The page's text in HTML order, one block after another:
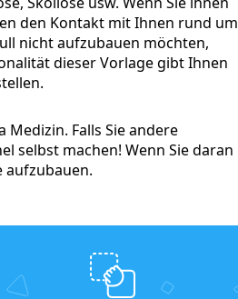
den Kontakt mit Ihnen rund um
nicht aufzubauen möchten,
dieser Vorlage gibt Ihnen
Falls Sie andere
selbst machen! Wenn Sie daran
aufzubauen.